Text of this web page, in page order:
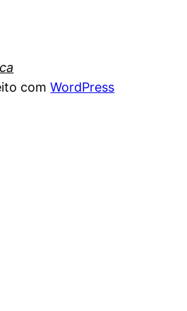
comWordPress